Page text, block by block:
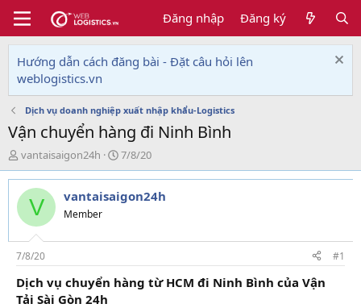
Đăng nhập Đăng ký
Hướng dẫn cách đăng bài - Đặt câu hỏi lên
weblogistics.vn
Dịch vụ doanh nghiệp xuất nhập khẩu-Logistics
Vận chuyển hàng đi Ninh Bình
T
h
r
e
d
s
t
a
r
t
vantaisaigon24h
N
g
à
y
i
7/8/20
V vantaisaigon24h
Member
7/8/20 #1
Dịch vụ chuyển hàng từ HCM đi Ninh Bình của Vận
Tải Sài Gòn 24h